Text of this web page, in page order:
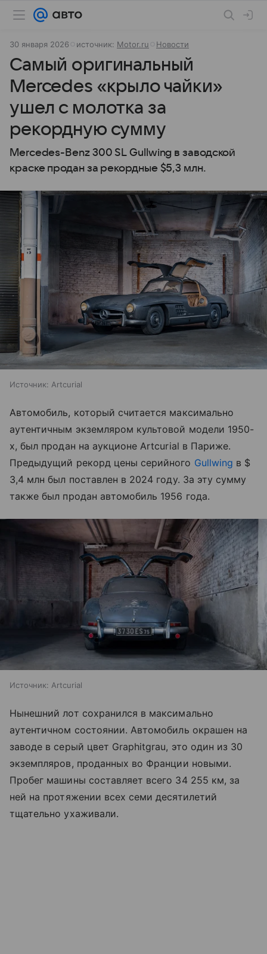
30 января 2026 источник: Motor.ru Новости
Самый оригинальный
Mercedes «крыло чайки»
ушел с молотка за
рекордную сумму
Mercedes-Benz 300 SL Gullwing в заводской
краске продан за рекордные $5,3 млн.
Источник: Artcurial
Автомобиль, который считается максимально
аутентичным экземляром культовой модели 1950-
х, был продан на аукционе Artcurial в Париже.
Предыдущий рекорд цены серийного Gullwing в $
3,4 млн был поставлен в 2024 году. За эту сумму
также был продан автомобиль 1956 года.
Источник: Artcurial
Нынешний лот сохранился в максимально
аутентичном состоянии. Автомобиль окрашен на
заводе в серый цвет Graphitgrau, это один из 30
экземпляров, проданных во Франции новыми.
Пробег машины составляет всего 34 255 км, за
ней на протяжении всех семи десятилетий
тщательно ухаживали.